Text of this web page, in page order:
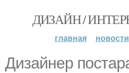
ДИЗАЙН /
главная новости
Дизайнер